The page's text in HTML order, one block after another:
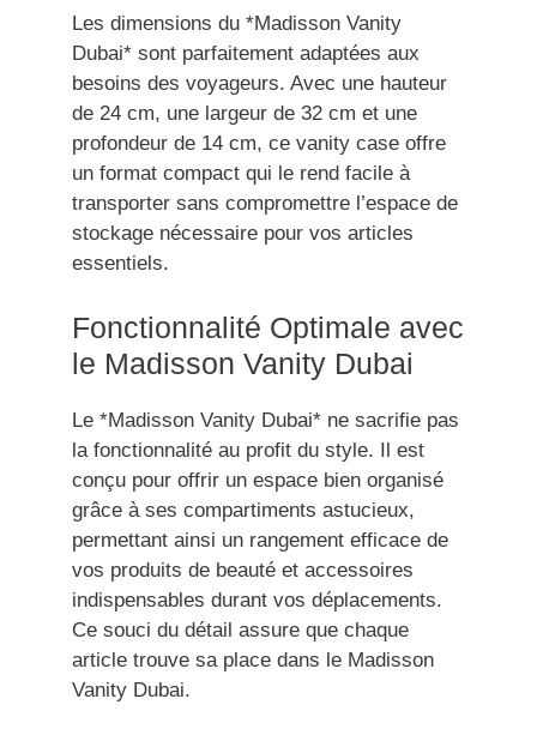
Les dimensions du *Madisson Vanity
Dubai* sont parfaitement adaptées aux
besoins des voyageurs. Avec une hauteur
de 24 cm, une largeur de 32 cm et une
profondeur de 14 cm, ce vanity case offre
un format compact qui le rend facile à
transporter sans compromettre l’espace de
stockage nécessaire pour vos articles
essentiels.
Fonctionnalité Optimale avec
le Madisson Vanity Dubai
Le *Madisson Vanity Dubai* ne sacrifie pas
la fonctionnalité au profit du style. Il est
conçu pour offrir un espace bien organisé
grâce à ses compartiments astucieux,
permettant ainsi un rangement efficace de
vos produits de beauté et accessoires
indispensables durant vos déplacements.
Ce souci du détail assure que chaque
article trouve sa place dans le Madisson
Vanity Dubai.